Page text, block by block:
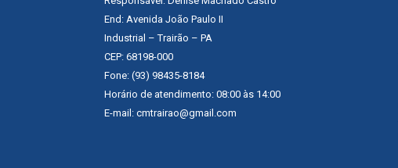
End: Avenida João Paulo II
Industrial – Trairão – PA
CEP: 68198-000
Fone: (93) 98435-8184
Horário de atendimento: 08:00 às 14:00
E-mail: cmtrairao@gmail.com